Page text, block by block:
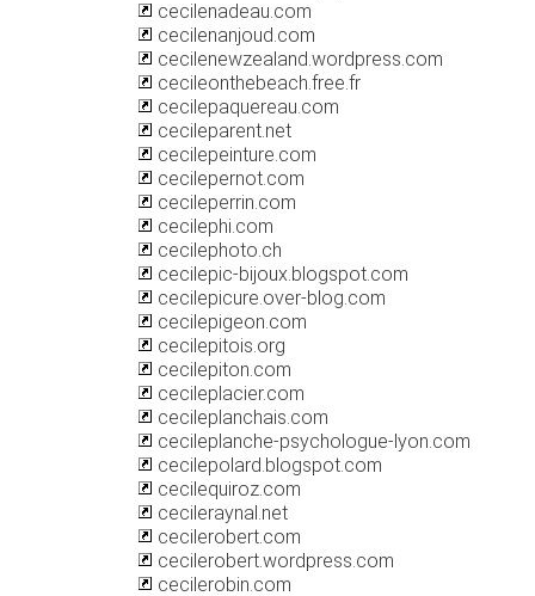
cecilenadeau.com
cecilenanjoud.com
cecilenewzealand.wordpress.com
cecileonthebeach.free.fr
cecilepaquereau.com
cecileparent.net
cecilepeinture.com
cecilepernot.com
cecileperrin.com
cecilephi.com
cecilephoto.ch
cecilepic-bijoux.blogspot.com
cecilepicure.over-blog.com
cecilepigeon.com
cecilepitois.org
cecilepiton.com
cecileplacier.com
cecileplanchais.com
cecileplanche-psychologue-lyon.com
cecilepolard.blogspot.com
cecilequiroz.com
cecileraynal.net
cecilerobert.com
cecilerobert.wordpress.com
cecilerobin.com